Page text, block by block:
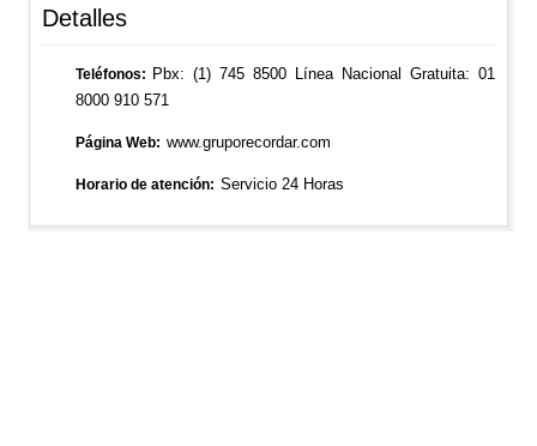
Detalles
Teléfonos
Pbx: (1) 745 8500 Línea Nacional Gratuita: 01
8000 910 571
Página Web www.gruporecordar.com
Horario de atención Servicio 24 Horas